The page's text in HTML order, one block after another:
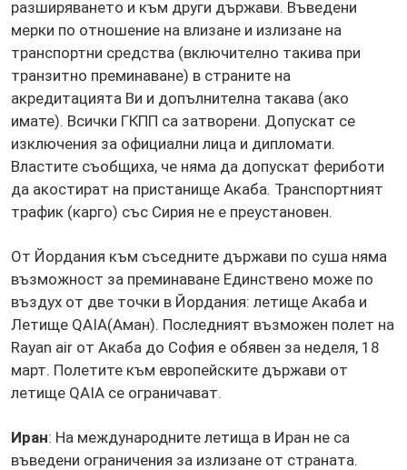
разширяването и към други държави. Въведени
мерки по отношение на влизане и излизане на
транспортни средства (включително такива при
транзитно преминаване) в страните на
акредитацията Ви и допълнителна такава (ако
имате). Всички ГКПП са затворени. Допускат се
изключения за официални лица и дипломати.
Властите съобщиха, че няма да допускат фериботи
да акостират на пристанище Акаба. Транспортният
трафик (карго) със Сирия не е преустановен.
От Йордания към съседните държави по суша няма
възможност за преминаване Единствено може по
въздух от две точки в Йордания: летище Акаба и
Летище QAIA(Аман). Последният възможен полет на
Rayan air от Акаба до София е обявен за неделя, 18
март. Полетите към европейските държави от
летище QAIA се ограничават.
Иран: На международните летища в Иран не са
въведени ограничения за излизане от страната.